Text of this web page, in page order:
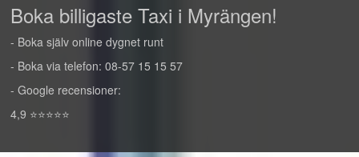
Boka billigaste Taxi i Myrängen!
- Boka själv online dygnet runt
- Boka via telefon: 08-57 15 15 57
- Google recensioner:
4,9 ⭐⭐⭐⭐⭐